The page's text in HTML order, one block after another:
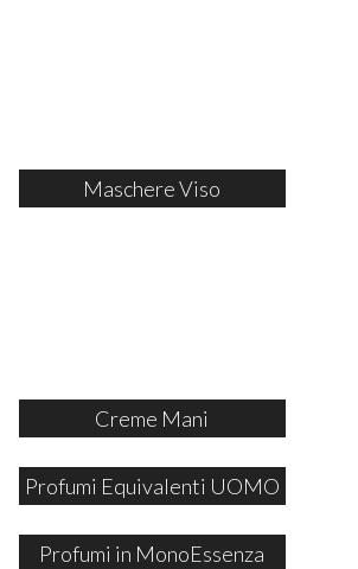
Maschere Viso
Creme Mani
Profumi Equivalenti UOMO
Profumi in MonoEssenza